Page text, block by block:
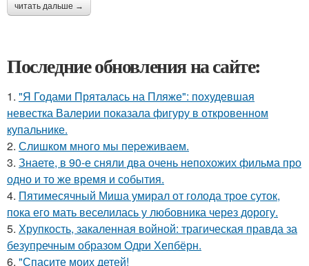
читать дальше →
Последние обновления на сайте:
1. "Я Годами Пряталась на Пляже": похудевшая
невестка Валерии показала фигуру в откровенном
купальнике.
2. Слишком много мы пеpеживаем.
3. Знаете, в 90-е сняли два очень непохожих фильма про
одно и то же время и события.
4. Пятимесячный Миша умирал от голода трое суток,
пока его мать веселилась у любовника через дорогу.
5. Хрупкость, закаленная войной: трагическая правда за
безупречным образом Одри Хепбёрн.
6. "Спасите моих детей!